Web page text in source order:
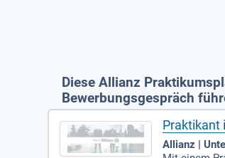
Diese Allianz
Bewerbungsgespräch
Praktikant
Allianz |